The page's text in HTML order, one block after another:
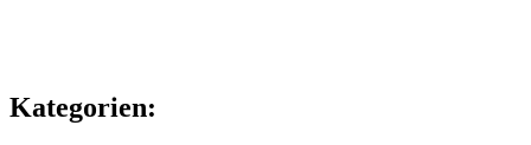
Kategorien: